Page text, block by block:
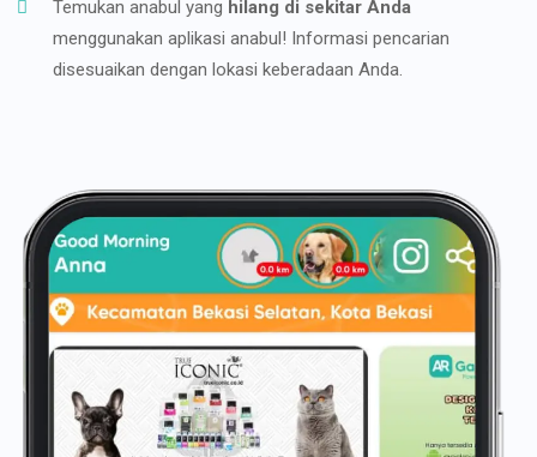
Temukan anabul yang hilang di sekitar Anda
menggunakan aplikasi anabul! Informasi pencarian
disesuaikan dengan lokasi keberadaan Anda.